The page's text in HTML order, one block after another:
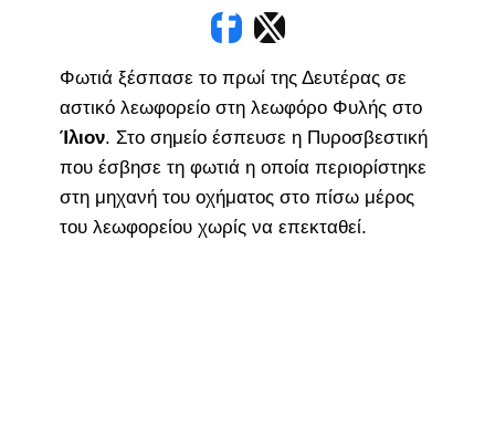
Φωτιά ξέσπασε το πρωί της Δευτέρας σε
αστικό λεωφορείο στη λεωφόρο Φυλής στο
Ίλιον. Στο σημείο έσπευσε η Πυροσβεστική
που έσβησε τη φωτιά η οποία περιορίστηκε
στη μηχανή του οχήματος στο πίσω μέρος
του λεωφορείου χωρίς να επεκταθεί.